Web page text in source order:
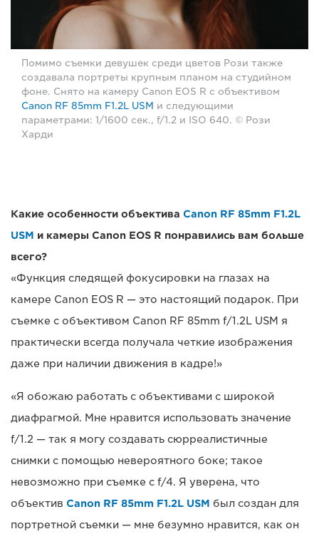
Помимо съемки девушек среди цветов Рози также
создавала портреты крупным планом на студийном
фоне. Снято на камеру Canon EOS R с объективом
Canon RF 85mm F1.2L USM и следующими
параметрами: 1/1600 сек., f/1.2 и ISO 640. © Рози
Харди
Какие особенности объектива Canon RF 85mm F1.2L
USM и камеры Canon EOS R понравились вам больше
всего?
«Функция следящей фокусировки на глазах на
камере Canon EOS R — это настоящий подарок. При
съемке с объективом Canon RF 85mm f/1.2L USM я
практически всегда получала четкие изображения
даже при наличии движения в кадре!»
«Я обожаю работать с объективами с широкой
диафрагмой. Мне нравится использовать значение
f/1.2 — так я могу создавать сюрреалистичные
снимки с помощью невероятного боке; такое
невозможно при съемке с f/4. Я уверена, что
объектив Canon RF 85mm F1.2L USM был создан для
портретной съемки — мне безумно нравится, как он